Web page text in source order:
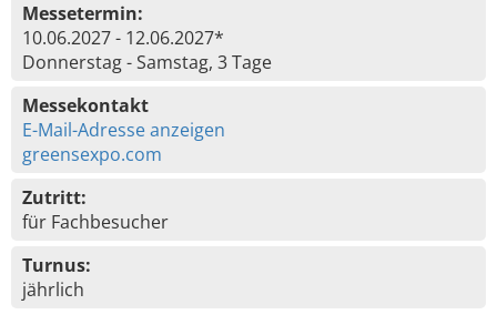
Messetermin:
10.06.2027 - 12.06.2027*
Donnerstag - Samstag, 3 Tage
Messekontakt
E-Mail-Adresse anzeigen
greensexpo.com
Zutritt:
für Fachbesucher
Turnus:
jährlich